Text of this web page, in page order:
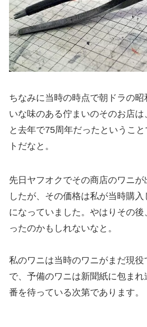
ちなみに当時の時点で朝ドラの昭
いな味のある佇まいのそのお店は
と去年で75周年だったというこ
トだなと。
先日ヤフオクでその商店のワニが
したが、その価格は私が当時購
になっていました。やはりその後
ったのかもしれないなと。
私のワニは当時のワニがまだ現
で、予備のワニは新聞紙に包まれ
番を待っている次第であります。